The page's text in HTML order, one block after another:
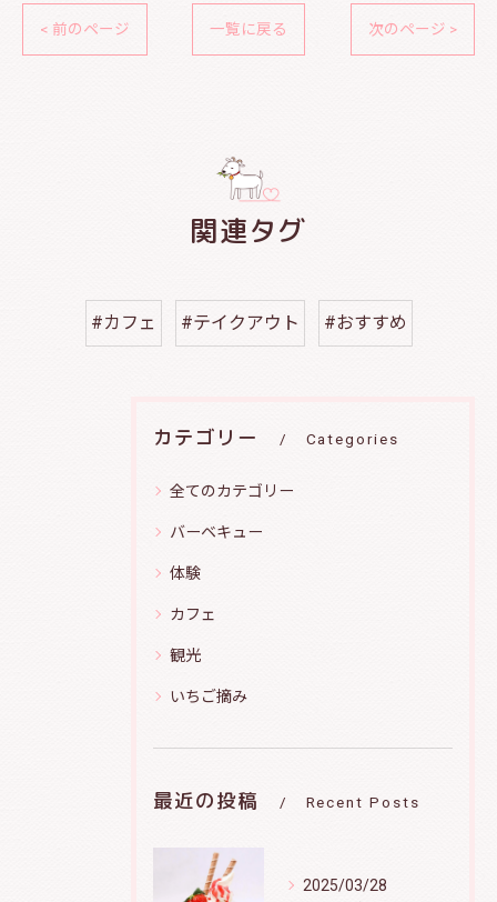
< 前のページ 一覧に戻る 次のページ >
関連タグ
#カフェ #テイクアウト #おすすめ
カテゴリー Categories
全てのカテゴリー
バーベキュー
体験
カフェ
観光
いちご摘み
最近の投稿 Recent Posts
2025/03/28